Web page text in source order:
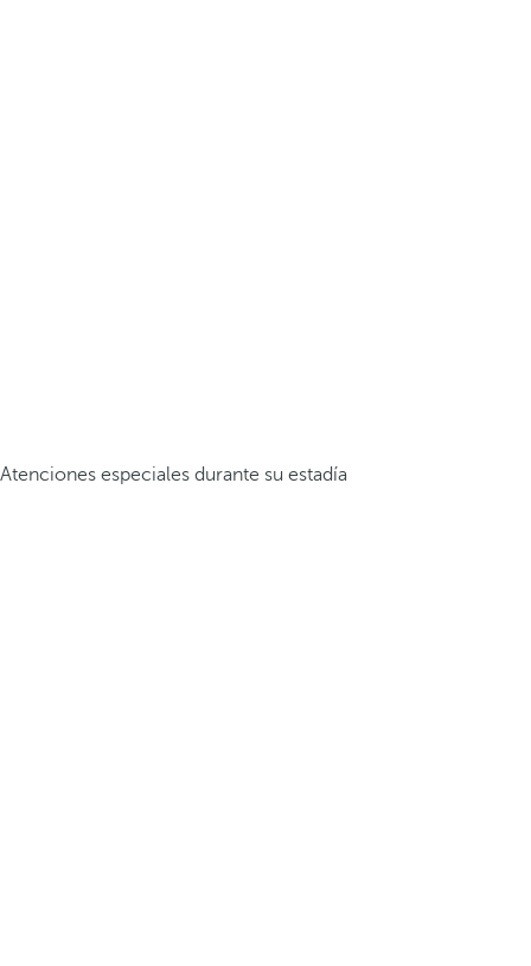
Atenciones especiales durante su estadía